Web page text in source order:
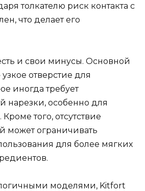
толкателю риск контакта с
что делает его
и свои минусы. Основной
отверстие для
иногда требует
нарезки, особенно для
того, отсутствие
может ограничивать
для более мягких
моделями, Kitfort